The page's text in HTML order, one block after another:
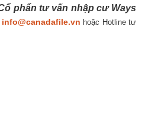
phẩn tư vấn nhập cư Ways
info@canadafile.vn hoặc Hotline tư